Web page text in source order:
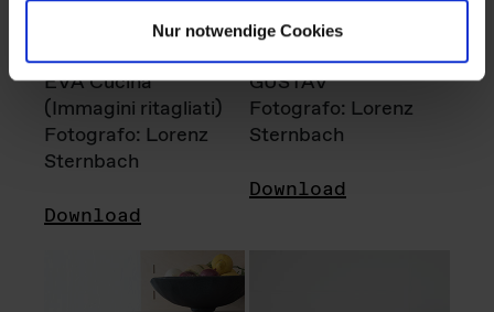
Nur notwendige Cookies
EVA Cucina
(Immagini ritagliati)
Fotografo: Lorenz
Sternbach
Download
GUSTAV
Fotografo: Lorenz
Sternbach
Download